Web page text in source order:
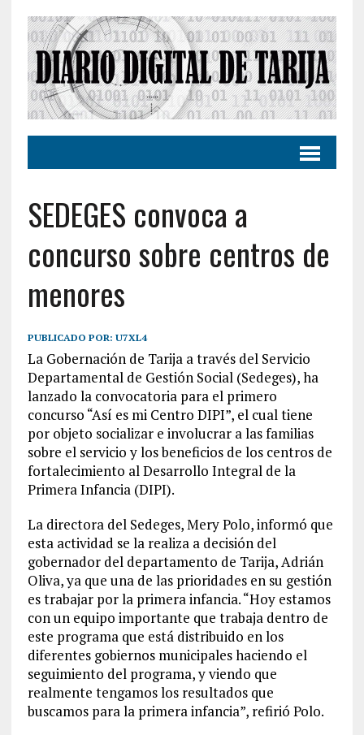
SEDEGES convoca a
concurso sobre centros de
menores
PUBLICADO POR: U7XL4
La Gobernación de Tarija a través del Servicio
Departamental de Gestión Social (Sedeges), ha
lanzado la convocatoria para el primero
concurso “Así es mi Centro DIPI”, el cual tiene
por objeto socializar e involucrar a las familias
sobre el servicio y los beneficios de los centros de
fortalecimiento al Desarrollo Integral de la
Primera Infancia (DIPI).
La directora del Sedeges, Mery Polo, informó que
esta actividad se la realiza a decisión del
gobernador del departamento de Tarija, Adrián
Oliva, ya que una de las prioridades en su gestión
es trabajar por la primera infancia. “Hoy estamos
con un equipo importante que trabaja dentro de
este programa que está distribuido en los
diferentes gobiernos municipales haciendo el
seguimiento del programa, y viendo que
realmente tengamos los resultados que
buscamos para la primera infancia”, refirió Polo.